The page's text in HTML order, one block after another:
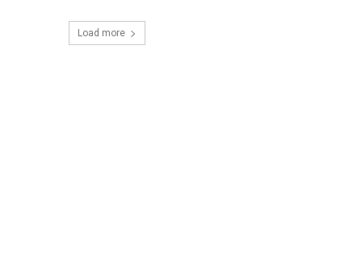
Load more